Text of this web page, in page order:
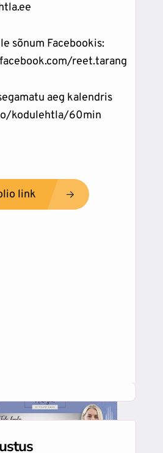
sõnum Facebookis:
reet.tarang
aeg kalendris
kodulehtla/60min
link